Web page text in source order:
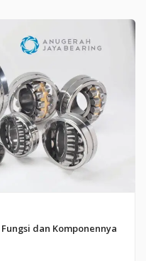
dan Komponennya